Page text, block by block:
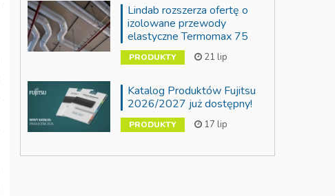
Lindab rozszerza ofertę o
izolowane przewody
elastyczne Termomax 75
PRODUKTY 21 lip
Katalog Produktów Fujitsu
2026/2027 już dostępny!
PRODUKTY 17 lip